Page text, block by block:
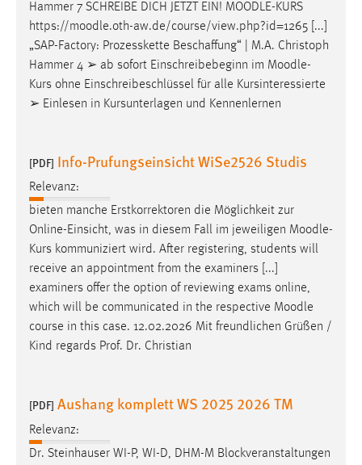
Hammer 7 SCHREIBE DICH JETZT EIN! MOODLE-KURS
https://moodle.oth-aw.de/course/view.php?id=1265 [...]
„SAP-Factory: Prozesskette Beschaffung“ | M.A. Christoph
Hammer 4 ➢ ab sofort Einschreibebeginn im Moodle-
Kurs ohne Einschreibeschlüssel für alle Kursinteressierte
➢ Einlesen in Kursunterlagen und Kennenlernen
[PDF] Info-Prufungseinsicht WiSe2526 Studis
Relevanz:
bieten manche Erstkorrektoren die Möglichkeit zur
Online-Einsicht, was in diesem Fall im jeweiligen Moodle-
Kurs kommuniziert wird. After registering, students will
receive an appointment from the examiners [...]
examiners offer the option of reviewing exams online,
which will be communicated in the respective Moodle
course in this case. 12.02.2026 Mit freundlichen Grüßen /
Kind regards Prof. Dr. Christian
[PDF] Aushang komplett WS 2025 2026 TM
Relevanz:
Dr. Steinhauser WI-P, WI-D, DHM-M Blockveranstaltungen
Zweck:
Dieser Cookie ist notwendig um sich an der Website
einloggen zu können.
Cookie Laufzeit:
24 Stunden
STATISTIK
Statistik Cookies erfassen Informationen anonym.
Diese Informationen helfen uns zu verstehen, wie
unsere Besucher unsere Website nutzen.
Matomo
Name:
_pk_ref, _pk_cvar, _pk_id, _pk_ses
Zweck:
Cookie Laufzeit:
Max. 13 Monate